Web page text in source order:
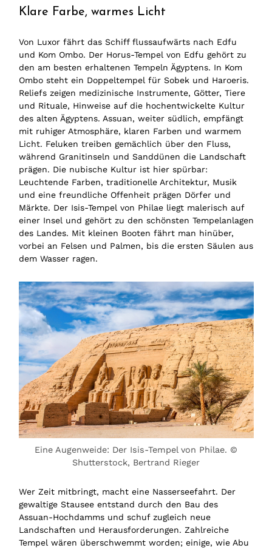
Klare Farbe, warmes Licht
Von Luxor fährt das Schiff flussaufwärts nach Edfu
und Kom Ombo. Der Horus-Tempel von Edfu gehört zu
den am besten erhaltenen Tempeln Ägyptens. In Kom
Ombo steht ein Doppeltempel für Sobek und Haroeris.
Reliefs zeigen medizinische Instrumente, Götter, Tiere
und Rituale, Hinweise auf die hochentwickelte Kultur
des alten Ägyptens. Assuan, weiter südlich, empfängt
mit ruhiger Atmosphäre, klaren Farben und warmem
Licht. Feluken treiben gemächlich über den Fluss,
während Granitinseln und Sanddünen die Landschaft
prägen. Die nubische Kultur ist hier spürbar:
Leuchtende Farben, traditionelle Architektur, Musik
und eine freundliche Offenheit prägen Dörfer und
Märkte. Der Isis-Tempel von Philae liegt malerisch auf
einer Insel und gehört zu den schönsten Tempelanlagen
des Landes. Mit kleinen Booten fährt man hinüber,
vorbei an Felsen und Palmen, bis die ersten Säulen aus
dem Wasser ragen.
Eine Augenweide: Der Isis-Tempel von Philae. ©
Shutterstock, Bertrand Rieger
Wer Zeit mitbringt, macht eine Nasserseefahrt. Der
gewaltige Stausee entstand durch den Bau des
Assuan-Hochdamms und schuf zugleich neue
Landschaften und Herausforderungen. Zahlreiche
Tempel wären überschwemmt worden; einige, wie Abu